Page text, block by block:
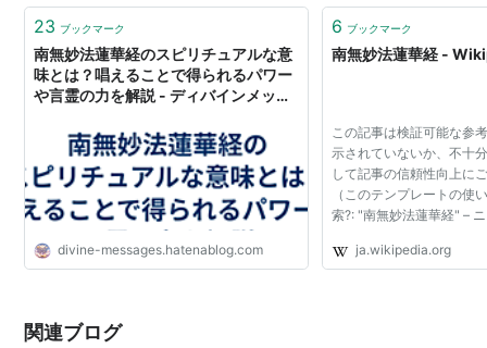
聖人は南無妙法蓮華経を唱えるという唱題行に…
23 ブックマーク
南無妙法蓮華経のスピリチュアルな意
味とは？唱えることで得られるパワー
や言霊の力を解説 - ディバインメッセ
divine-messages.hatenablog.com
6 ブックマーク
南無妙法蓮華経 -
この記事は検証可能な参
示されていないか、不十
して記事の信頼性向上に
（このテンプレートの使
索?: "南無妙法蓮華経" – ニ
ンサーチ · TWL (2017年
ja.wikipedia.org
関連ブログ